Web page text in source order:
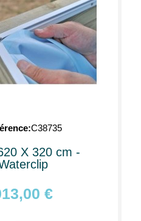
C38735
X 320 cm -
€